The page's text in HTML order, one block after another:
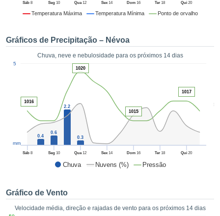
ou
permite-
a nossa
fornecer-
botão
todos os
ou
no
como
um perfil
CONFIGURAÇÕES
Temperatura Máxima Temperatura Mínima Ponto de orvalho
Sáb8 Seg10 Qua12 Sex 14 Dom16 Ter 18 Qui 20
Gráficos de Precipitação – Névoa
Chuva, neve e nebulosidade para os próximos 14 dias
Chuva Nuvens (%) Pressão
50
Sáb8 Seg10 Qua12 Sex 14 Dom16 Ter 18 Qui 20
5
mm
0.4
0.6
2.2
0.3
1016
1020
1015
1017
Gráfico de Vento
Velocidade média, direção e rajadas de vento para os próximos 14 dias